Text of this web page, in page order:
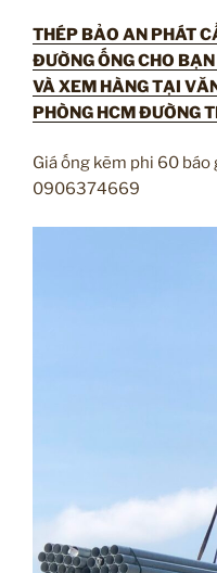
THÉP BẢO AN PHÁT
ĐƯỜNG ỐNG CHO
VÀ XEM HÀNG TẠI
PHÒNG HCM ĐƯỜNG
Giá ống kẽm phi 60
0906374669